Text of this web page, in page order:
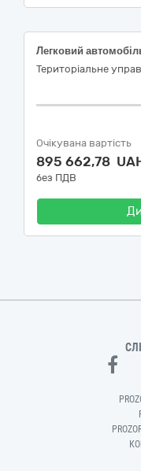
Територіальне
Очікувана вартість
895 662,78
без ПДВ